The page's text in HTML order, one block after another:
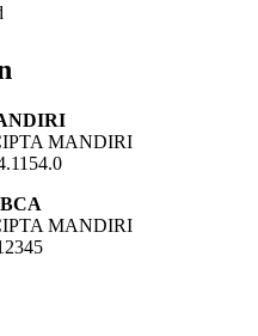
MANDIRI
MANDIRI